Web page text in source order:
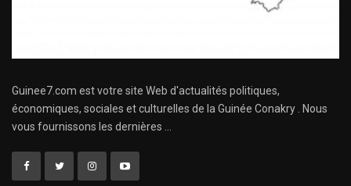
Guinee7.com est votre site Web d'actualités politiques,
économiques, sociales et culturelles de la Guinée Conakry . Nous
vous fournissons les dernières ...